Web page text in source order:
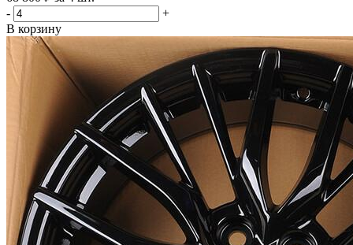
-
+
В корзину